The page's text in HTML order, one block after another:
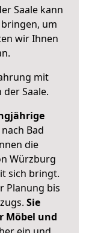
Saale kann
um
wir Ihnen
mit
der Saale.
Bad
die
Würzburg
sich bringt.
Planung bis
Sie
Möbel und